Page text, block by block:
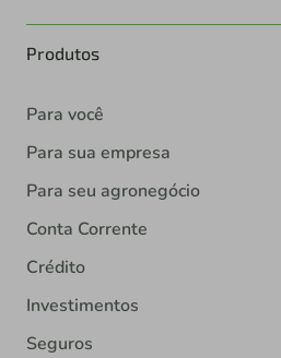
Produtos
Para você
Para sua empresa
Para seu agronegócio
Conta Corrente
Crédito
Investimentos
Seguros